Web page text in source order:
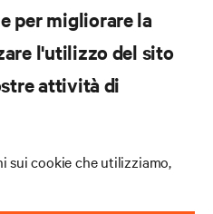
le ultime tendenze
sugli argomenti più
le discussioni più recenti
esperti sulla gestione di
per migliorare la
l'utilizzo del sito
attività di
sui cookie che utilizziamo,